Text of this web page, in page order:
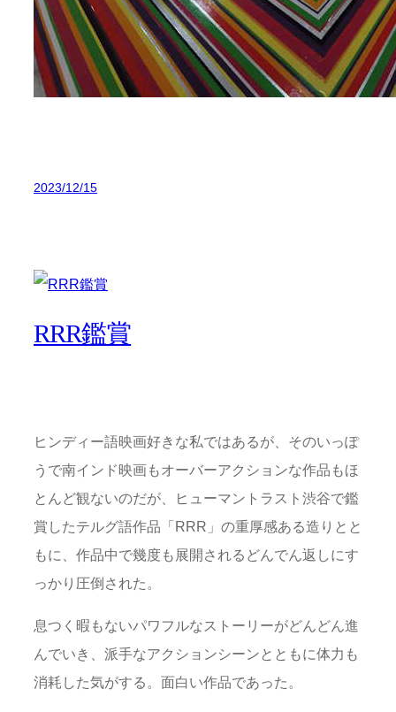
2023/12/15
RRR鑑賞
ヒンディー語映画好きな私ではあるが、そのいっぽ
うで南インド映画もオーバーアクションな作品もほ
とんど観ないのだが、ヒューマントラスト渋谷で鑑
賞したテルグ語作品「RRR」の重厚感ある造りとと
もに、作品中で幾度も展開されるどんでん返しにす
っかり圧倒された。
息つく暇もないパワフルなストーリーがどんどん進
んでいき、派手なアクションシーンとともに体力も
消耗した気がする。面白い作品であった。